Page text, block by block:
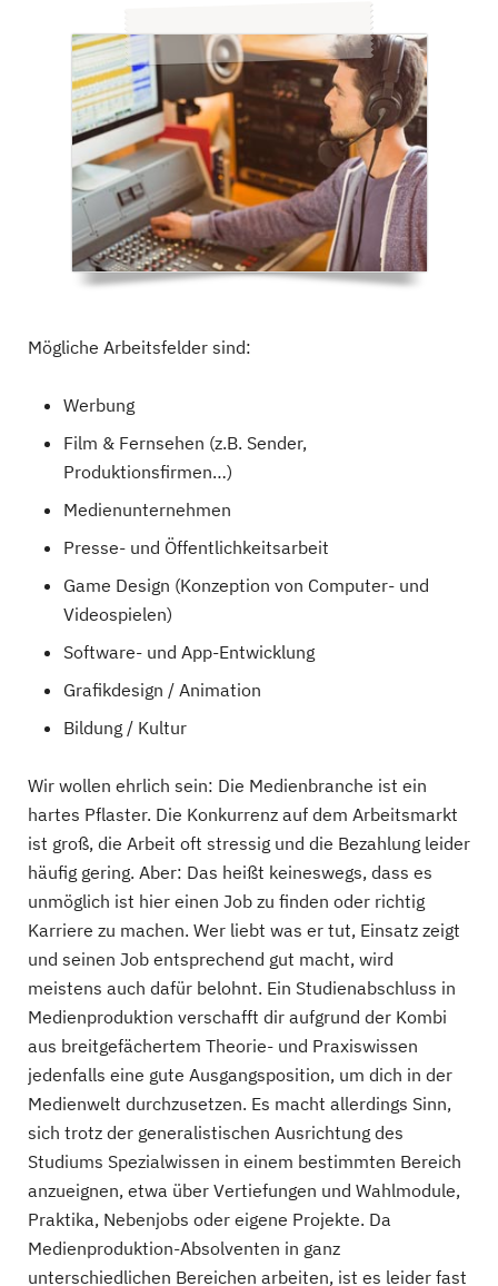
Mögliche Arbeitsfelder sind:
Werbung
Film & Fernsehen (z.B. Sender,
Produktionsfirmen…)
Medienunternehmen
Presse- und Öffentlichkeitsarbeit
Game Design (Konzeption von Computer- und
Videospielen)
Software- und App-Entwicklung
Grafikdesign / Animation
Bildung / Kultur
Wir wollen ehrlich sein: Die Medienbranche ist ein
hartes Pflaster. Die Konkurrenz auf dem Arbeitsmarkt
ist groß, die Arbeit oft stressig und die Bezahlung leider
häufig gering. Aber: Das heißt keineswegs, dass es
unmöglich ist hier einen Job zu finden oder richtig
Karriere zu machen. Wer liebt was er tut, Einsatz zeigt
und seinen Job entsprechend gut macht, wird
meistens auch dafür belohnt. Ein Studienabschluss in
Medienproduktion verschafft dir aufgrund der Kombi
aus breitgefächertem Theorie- und Praxiswissen
jedenfalls eine gute Ausgangsposition, um dich in der
Medienwelt durchzusetzen. Es macht allerdings Sinn,
sich trotz der generalistischen Ausrichtung des
Studiums Spezialwissen in einem bestimmten Bereich
anzueignen, etwa über Vertiefungen und Wahlmodule,
Praktika, Nebenjobs oder eigene Projekte. Da
Medienproduktion-Absolventen in ganz
unterschiedlichen Bereichen arbeiten, ist es leider fast